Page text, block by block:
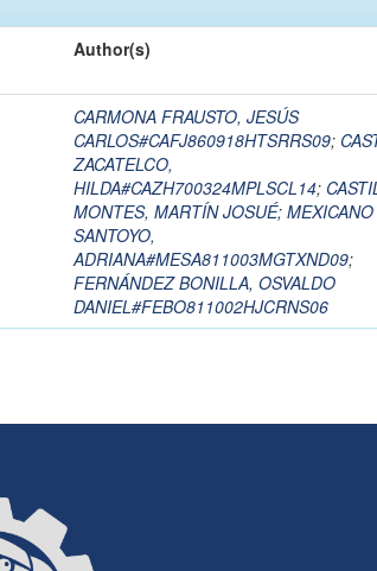
Author(s)
CARMONA FRAUSTO, JESÚS
CARLOS#CAFJ860918HTSRRS09;
ZACATELCO,
HILDA#CAZH700324MPLSCL14;
MONTES, MARTÍN JOSUÉ; MEXICANO
SANTOYO,
ADRIANA#MESA811003MGTXND09;
FERNÁNDEZ BONILLA, OSVALDO
DANIEL#FEBO811002HJCRNS06